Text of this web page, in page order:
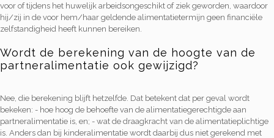
voor of tijdens het huwelijk arbeidsongeschikt of ziek geworden, waardoor
hij/zij in de voor hem/haar geldende alimentatietermijn geen financiële
zelfstandigheid heeft kunnen bereiken.
Wordt de berekening van de hoogte van de
partneralimentatie ook gewijzigd?
Nee, die berekening blijft hetzelfde. Dat betekent dat per geval wordt
bekeken: - hoe hoog de behoefte van de alimentatiegerechtigde aan
partneralimentatie is, en; - wat de draagkracht van de alimentatieplichtige
is. Anders dan bij kinderalimentatie wordt daarbij dus niet gerekend met